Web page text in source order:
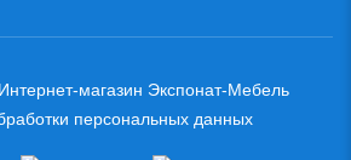
магазин Экспонат-Мебель
персональных данных